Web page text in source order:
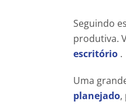
Seguindo
produtiva.
escritório .
Uma
planejado,